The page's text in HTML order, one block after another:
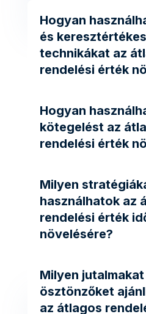
Hogyan
és
technikákat az
rendelési érték
Hogyan
kötegelést az
rendelési érték
Milyen
használhatok az
rendelési érték
növelésére?
Milyen
ösztönzőket
az átlagos